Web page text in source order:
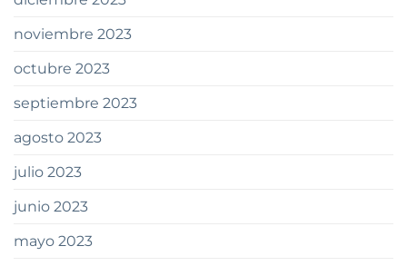
noviembre 2023
octubre 2023
septiembre 2023
agosto 2023
julio 2023
junio 2023
mayo 2023